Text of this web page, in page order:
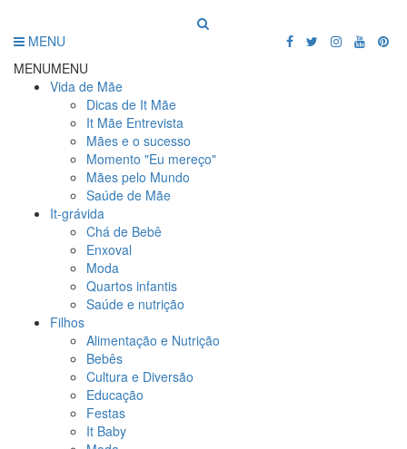
MENU
MENUMENU
Vida de Mãe
Dicas de It Mãe
It Mãe Entrevista
Mães e o sucesso
Momento "Eu mereço"
Mães pelo Mundo
Saúde de Mãe
It-grávida
Chá de Bebê
Enxoval
Moda
Quartos infantis
Saúde e nutrição
Filhos
Alimentação e Nutrição
Bebês
Cultura e Diversão
Educação
Festas
It Baby